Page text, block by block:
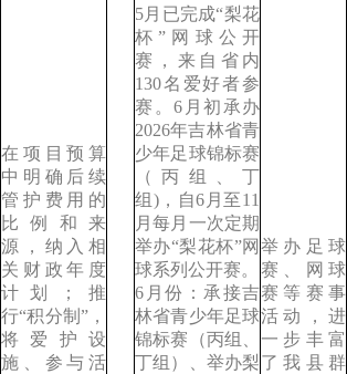
在项目预算
中明确后续
管护费用的
比例和来
源，纳入相
关财政年度
计划；推
行“积分制”，
将爱护设
施、参与活
5月已完成“梨花
杯”网球公开
赛，来自省内
130名爱好者参
赛。6月初承办
2026年吉林省青
少年足球锦标赛
（丙组、丁
组)，自6月至11
月每月一次定期
举办“梨花杯”网
球系列公开赛。
6月份：承接吉
林省青少年足球
锦标赛（丙组、
丁组）、举办梨
举办足球
赛、网球
赛等赛事
活动，进
一步丰富
了我县群